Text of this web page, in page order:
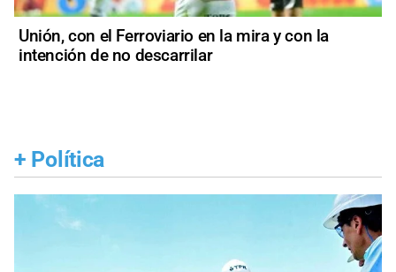
Unión, con el Ferroviario en la mira y con la
intención de no descarrilar
+ Política